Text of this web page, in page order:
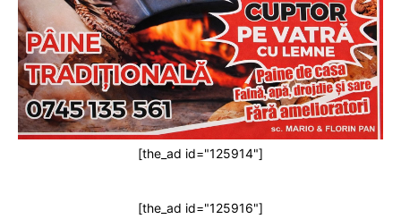
[the_ad id="125914"]
[the_ad id="125916"]